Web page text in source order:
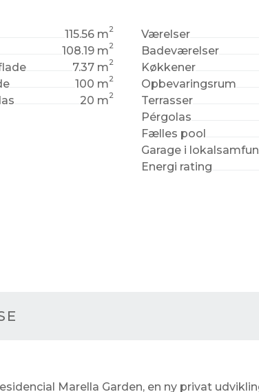
115.56 m2
108.19 m2
7.37 m2
100 m2
20 m2
Værelser
Badeværelser
Køkkener
Opbevaringsrum
Terrasser
Pérgolas
Fælles pool
Garage i
Energi rating
Marella Garden, en ny privat